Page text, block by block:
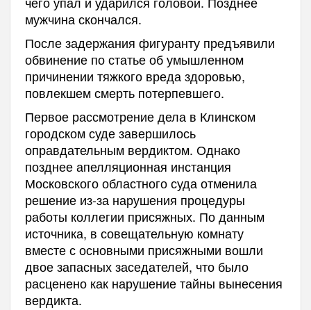
мужчина скончался.
После задержания фигуранту предъявили
обвинение по статье об умышленном
причинении тяжкого вреда здоровью,
повлекшем смерть потерпевшего.
Первое рассмотрение дела в Клинском
городском суде завершилось
оправдательным вердиктом. Однако
позднее апелляционная инстанция
Московского областного суда отменила
решение из-за нарушения процедуры
работы коллегии присяжных. По данным
источника, в совещательную комнату
вместе с основными присяжными вошли
двое запасных заседателей, что было
расценено как нарушение тайны вынесения
вердикта.